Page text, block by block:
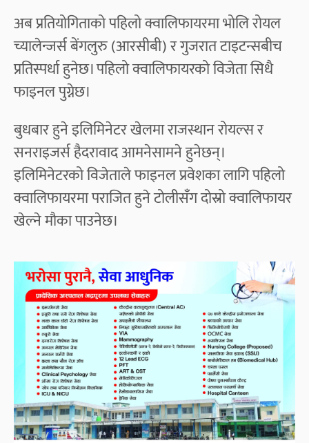
अब प्रतियोगिताको पहिलो क्वालिफायरमा भोलि रोयल
च्यालेन्जर्स बेंगलुरु (आरसीबी) र गुजरात टाइटन्सबीच
प्रतिस्पर्धा हुनेछ। पहिलो क्वालिफायरको विजेता सिधै
फाइनल पुग्नेछ।
बुधबार हुने इलिमिनेटर खेलमा राजस्थान रोयल्स र
सनराइजर्स हैदरावाद आमनेसामने हुनेछन्।
इलिमिनेटरको विजेताले फाइनल प्रवेशका लागि पहिलो
क्वालिफायरमा पराजित हुने टोलीसँग दोस्रो क्वालिफायर
खेल्ने मौका पाउनेछ।